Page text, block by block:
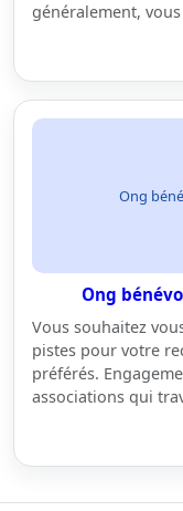
généralement,
Ong
Ong
Vous souhaitez
pistes pour votre
préférés.
associations qui